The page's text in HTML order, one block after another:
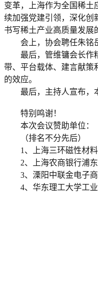
变革，上海作为全国稀土
续加强党建引领，深化创
书写稀土产业高质量发展
会上，协会聘任朱铭
最后，管维镛会长作
带、平台载体、建言献策
的效应。
最后，主持人宣布，
特别鸣谢！
本次会议赞助单位：
（排名不分先后）
1、上海三环磁性材
2、上海农商银行浦
3、溧阳中联金电子
4、华东理工大学工